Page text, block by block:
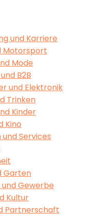
und Karriere
Motorsport
Mode
B2B
und Elektronik
Trinken
Kinder
Kino
und Services
Garten
Gewerbe
Kultur
Partnerschaft